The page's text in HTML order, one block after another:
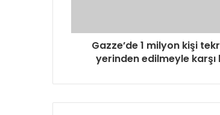
Gazze’de 1 milyon kişi
yerinden edilmeyle karşı